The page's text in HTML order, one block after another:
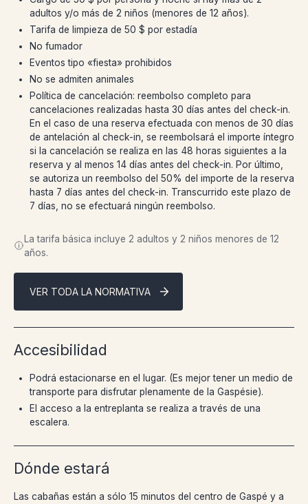
adultos y/o más de 2 niños (menores de 12 años).
Tarifa de limpieza de 50 $ por estadía
No fumador
Eventos tipo «fiesta» prohibidos
No se admiten animales
Política de cancelación: reembolso completo para
cancelaciones realizadas hasta 30 días antes del check-in.
En el caso de una reserva efectuada con menos de 30 días
de antelación al check-in, se reembolsará el importe íntegro
si la cancelación se realiza en las 48 horas siguientes a la
reserva y al menos 14 días antes del check-in. Por último,
se autoriza un reembolso del 50% del importe de la reserva
hasta 7 días antes del check-in. Transcurrido este plazo de
7 días, no se efectuará ningún reembolso.
La tarifa básica incluye 2 adultos y 2 niños menores de 12
años.
VER TODA LA NORMATIVA
Accesibilidad
Podrá estacionarse en el lugar. (Es mejor tener un medio de
transporte para disfrutar plenamente de la Gaspésie).
El acceso a la entreplanta se realiza a través de una
escalera.
Dónde estará
Las cabañas están a sólo 15 minutos del centro de Gaspé y a